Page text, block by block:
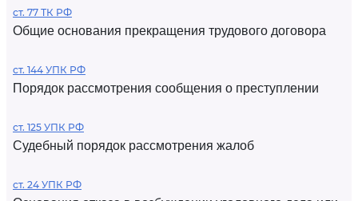
ст. 77 ТК РФ
Общие основания прекращения трудового договора
ст. 144 УПК РФ
Порядок рассмотрения сообщения о преступлении
ст. 125 УПК РФ
Судебный порядок рассмотрения жалоб
ст. 24 УПК РФ